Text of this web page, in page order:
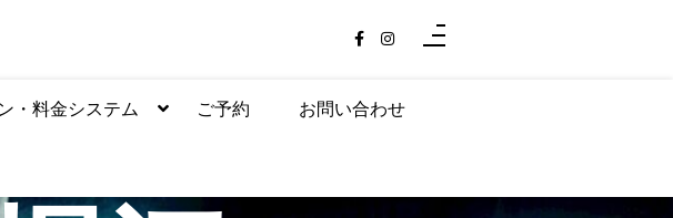
・料金システム ご予約 お問い合わせ